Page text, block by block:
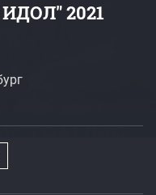
2021